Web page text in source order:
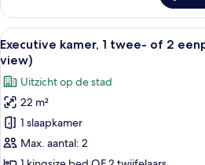
tweepersoonskamer
(Inner
View
with
Natural
Light)
Alle
foto's
voor
Executive
kamer,
twee-
Een
9
Executive kamer, 1 twee- of 2
view)
Uitzicht op de stad
22 m²
1 slaapkamer
Max. aantal: 2